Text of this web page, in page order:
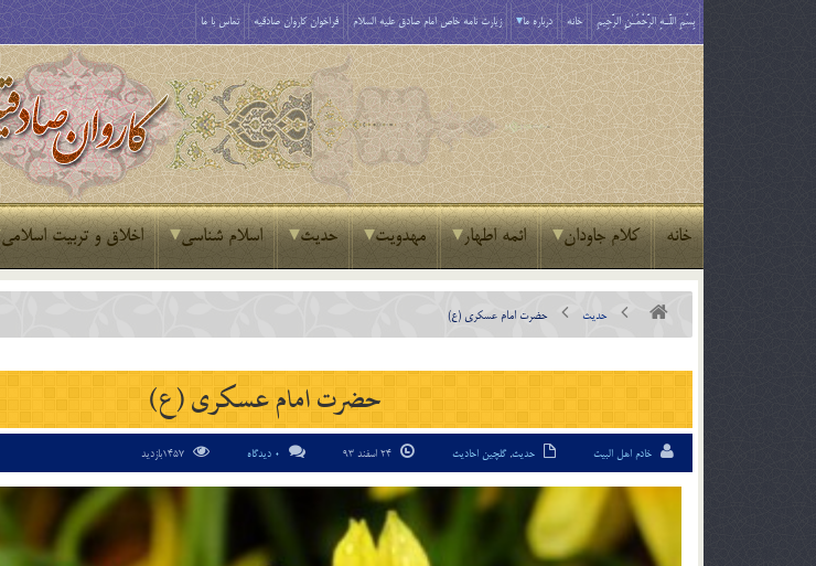
بِسْمِ اللَّـهِ الرَّحْمَـٰنِ الرَّحِيمِ خانه درباره ما زیارت نامه خاص امام صادق علیه السلام فراخوان کاروان صادقیه تماس با ما
خانه کلام جاودان ائمه اطهار مهدویت حدیث اسلام شناسی اخلاق و تربیت اسلامی
حدیث حضرت امام عسکری (ع)
حضرت امام عسکری (ع)
خادم اهل البیت حدیث, گلچین احادیث 0 دیدگاه